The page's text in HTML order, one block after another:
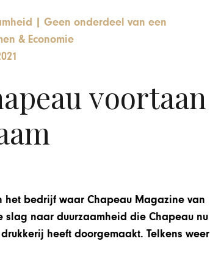
| Geen onderdeel van een
& Economie
voortaan
het bedrijf waar Chapeau Magazine van
slag naar duurzaamheid die Chapeau nu
heeft doorgemaakt. Telkens weer